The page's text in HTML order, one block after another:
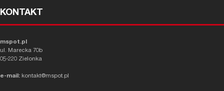
KONTAKT
mspot.pl
ul. Marecka 70b
05-220 Zielonka
e-mail: kontakt@mspot.pl